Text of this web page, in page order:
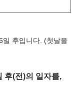
후입니다. (첫날을
(전)의 일자를,